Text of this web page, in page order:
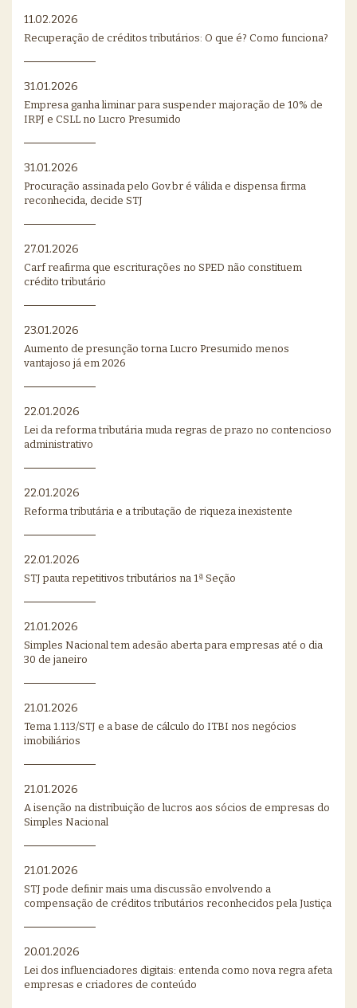
11.02.2026
Recuperação de créditos tributários: O que é? Como funciona?
31.01.2026
Empresa ganha liminar para suspender majoração de 10% de
IRPJ e CSLL no Lucro Presumido
31.01.2026
Procuração assinada pelo Gov.br é válida e dispensa firma
reconhecida, decide STJ
27.01.2026
Carf reafirma que escriturações no SPED não constituem
crédito tributário
23.01.2026
Aumento de presunção torna Lucro Presumido menos
vantajoso já em 2026
22.01.2026
Lei da reforma tributária muda regras de prazo no contencioso
administrativo
22.01.2026
Reforma tributária e a tributação de riqueza inexistente
22.01.2026
STJ pauta repetitivos tributários na 1ª Seção
21.01.2026
Simples Nacional tem adesão aberta para empresas até o dia
30 de janeiro
21.01.2026
Tema 1.113/STJ e a base de cálculo do ITBI nos negócios
imobiliários
21.01.2026
A isenção na distribuição de lucros aos sócios de empresas do
Simples Nacional
21.01.2026
STJ pode definir mais uma discussão envolvendo a
compensação de créditos tributários reconhecidos pela Justiça
20.01.2026
Lei dos influenciadores digitais: entenda como nova regra afeta
empresas e criadores de conteúdo